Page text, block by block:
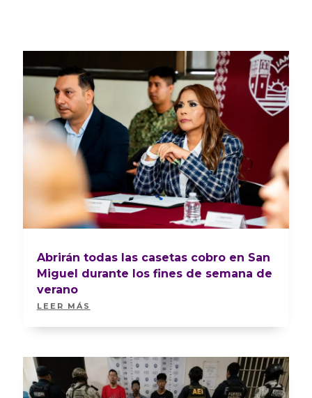
Abrirán todas las casetas cobro en San
Miguel durante los fines de semana de
verano
LEER MÁS